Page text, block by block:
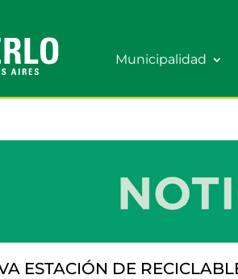
Municipalidad
ESTACIÓN DE